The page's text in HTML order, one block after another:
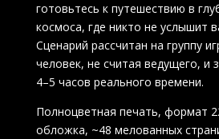
готовьтесь к путешествию в
космоса, где никто не услышит
Сценарий рассчитан на группу
человек, не считая ведущего, и
4–5 часов реального времени.
Полноцветная печать, формат
обложка, ~48 мелованных